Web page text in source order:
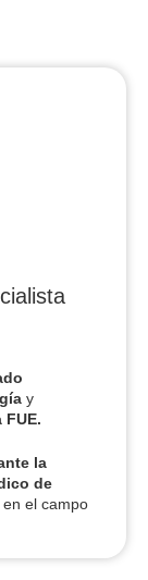
y
FUE.
la
de
en el campo